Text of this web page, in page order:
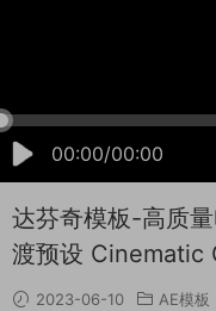
00:00/00:00
达芬奇模板-高质
渡预设 Cinematic
2023-06-10 AE模板